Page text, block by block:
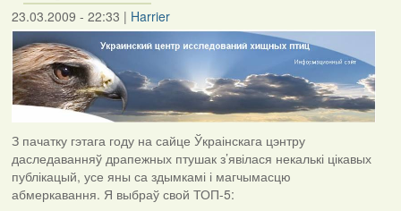
23.03.2009 - 22:33 | Harrier
З пачатку гэтага году на сайце Ўкраінскага цэнтру
даследаванняў драпежных птушак з’явілася некалькі цікавых
публікацый, усе яны са здымкамі і магчымасцю
абмеркавання. Я выбраў свой ТОП-5: